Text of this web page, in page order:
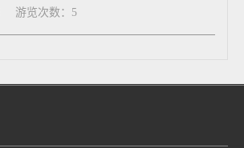
游览次数：5